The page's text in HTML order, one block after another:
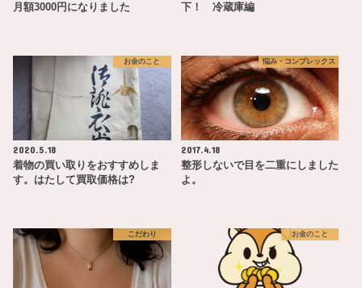
月額3000円になりました 下！ 冷蔵庫編
お金のこと
2020.5.18
着物の買い取りをおすすめしま
す。はたして買取価格は?
悩み・コンプレックス
2017.4.18
整形しないで目を二重にしました
よ。
こだわり お金のこと